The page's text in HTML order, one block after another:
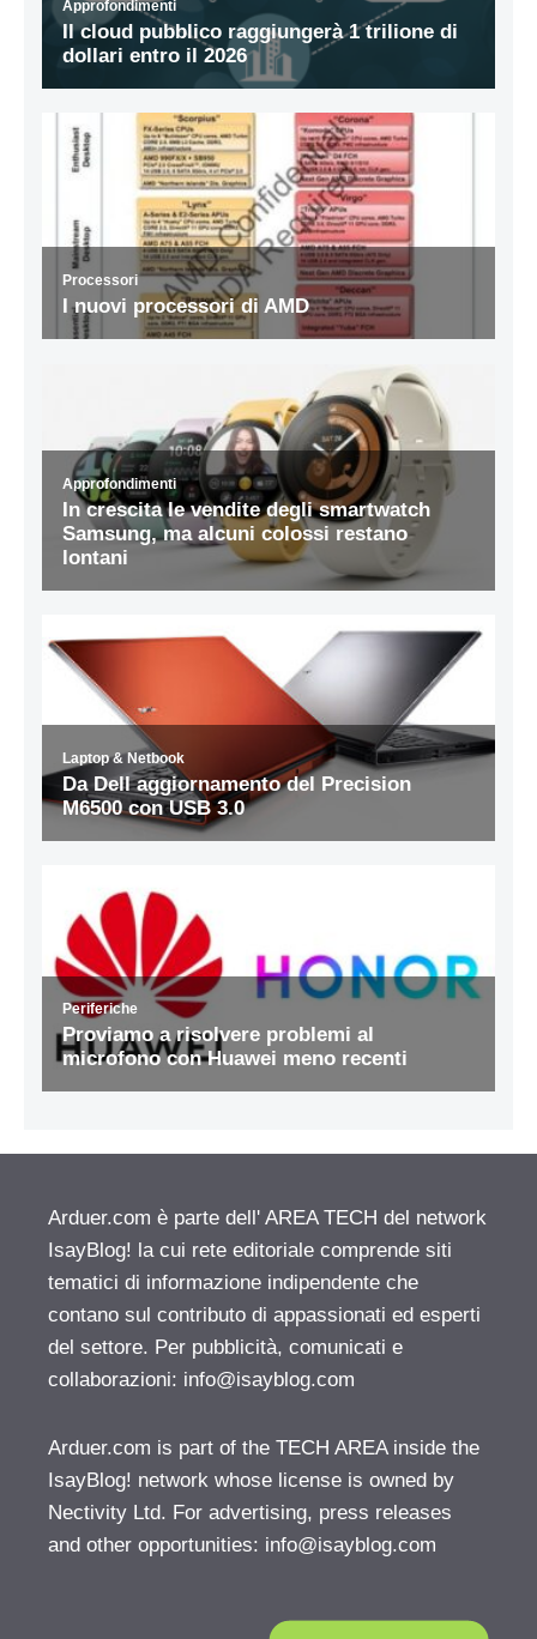
Arduer.com è parte dell' AREA TECH del network
IsayBlog! la cui rete editoriale comprende siti
tematici di informazione indipendente che
contano sul contributo di appassionati ed esperti
del settore. Per pubblicità, comunicati e
collaborazioni: info@isayblog.com
Arduer.com is part of the TECH AREA inside the
IsayBlog! network whose license is owned by
Nectivity Ltd. For advertising, press releases
and other opportunities: info@isayblog.com